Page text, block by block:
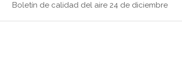
Boletín de calidad del aire 24 de diciembre